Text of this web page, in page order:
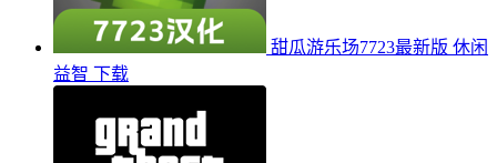
甜瓜游乐场7723最新版 休闲
益智 下载